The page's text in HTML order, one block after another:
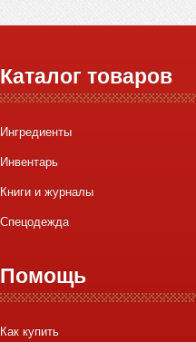
Каталог товаров
Ингредиенты
Инвентарь
Книги и журналы
Спецодежда
Помощь
Как купить